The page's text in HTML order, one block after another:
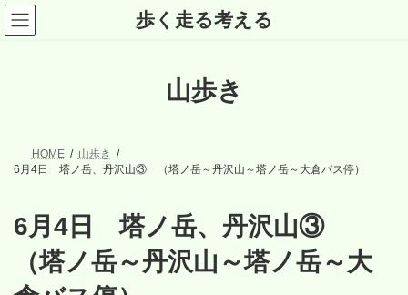
コ
ン
テ
ナ
ビ
ゲ
歩く走る考える
山歩き
HOME
山歩き
6月4日 塔ノ岳、丹沢山③ （塔ノ岳～丹沢山～塔ノ岳～大倉バス停）
6月4日 塔ノ岳、丹沢山③
（塔ノ岳～丹沢山～塔ノ岳～大